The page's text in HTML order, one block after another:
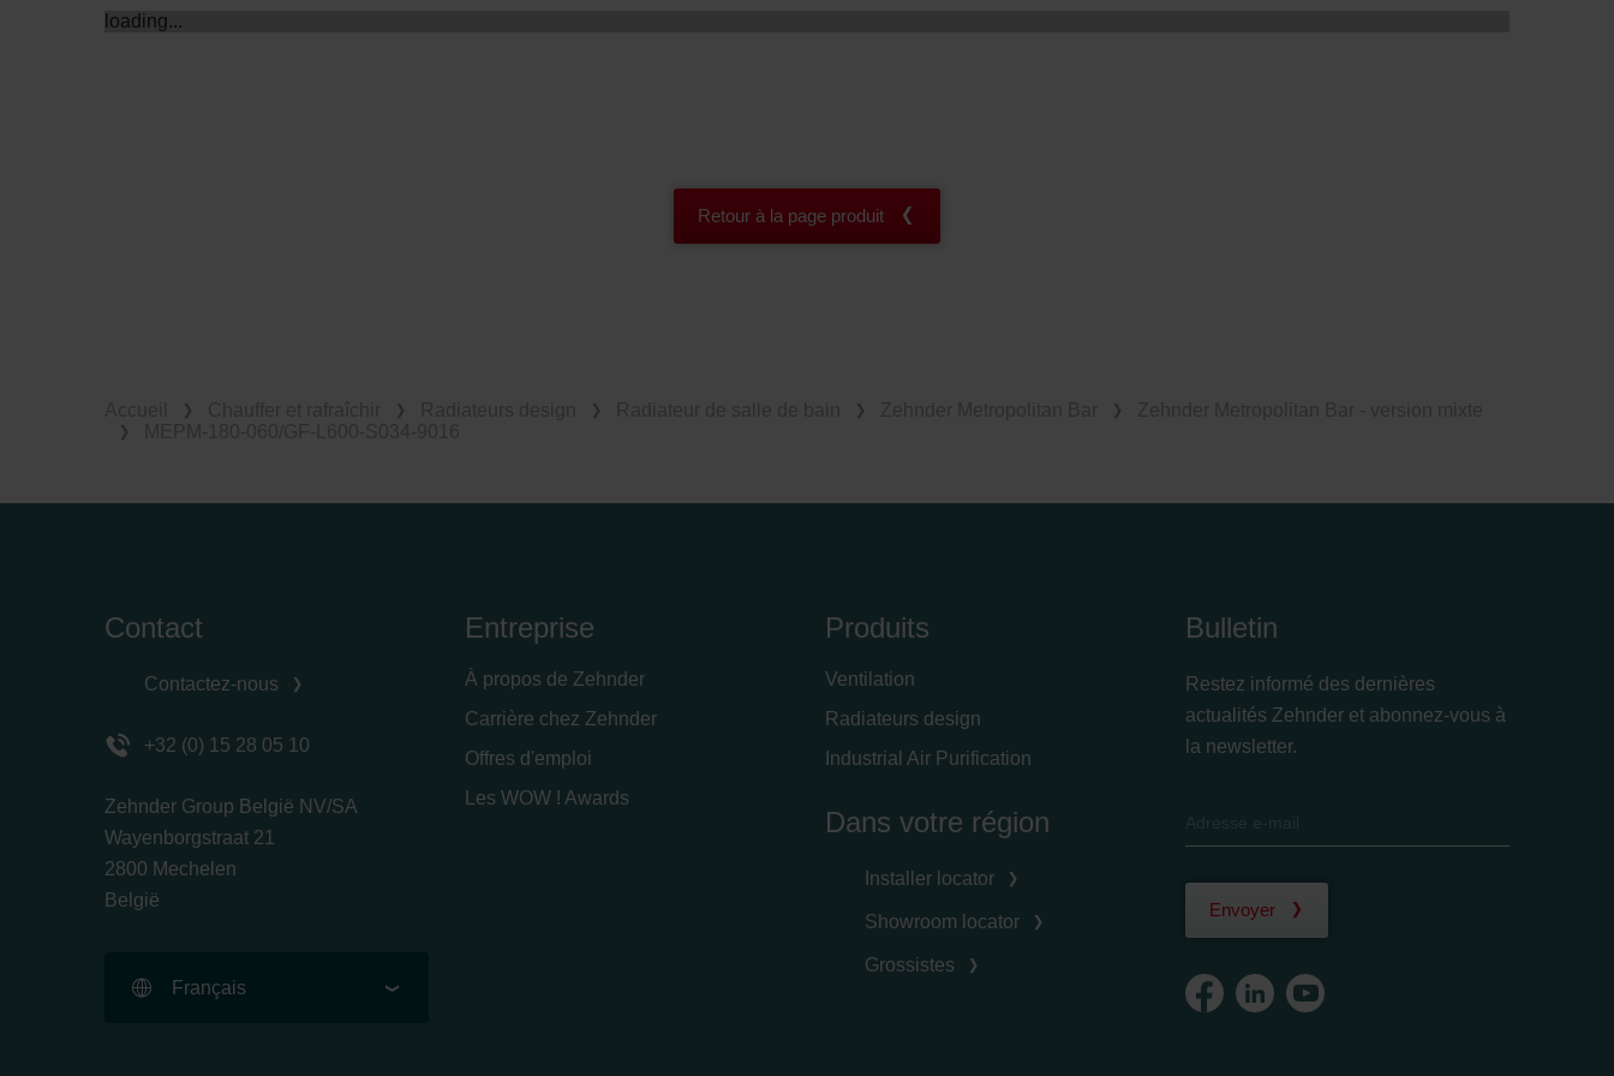
loading...
Retour à la page produit
Contact
Contactez-nous
+32 (0) 15 28 05 10
Zehnder Group België NV/SA
Wayenborgstraat 21
2800 Mechelen
België
Français
Entreprise
À propos de Zehnder
Carrière chez Zehnder
Offres d'emploi
Les WOW ! Awards
Produits
Ventilation
Radiateurs design
Industrial Air Purification
Dans votre région
Installer locator
Showroom locator
Grossistes
Bulletin
Restez informé des dernières
actualités Zehnder et abonnez-vous à
la newsletter.
Envoyer